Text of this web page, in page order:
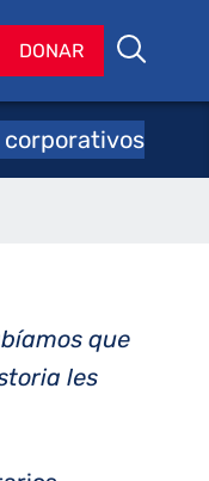
DONAR
Buscar
que
les